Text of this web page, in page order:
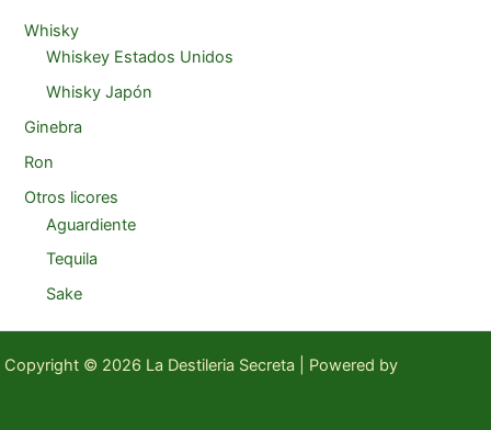
Whisky
Whiskey Estados Unidos
Whisky Japón
Ginebra
Ron
Otros licores
Aguardiente
Tequila
Sake
Copyright © 2026 La Destileria Secreta | Powered by